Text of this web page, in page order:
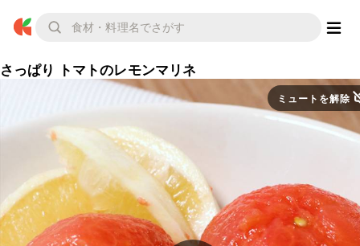
さっぱり トマトのレモンマリネ
ミュートを解除